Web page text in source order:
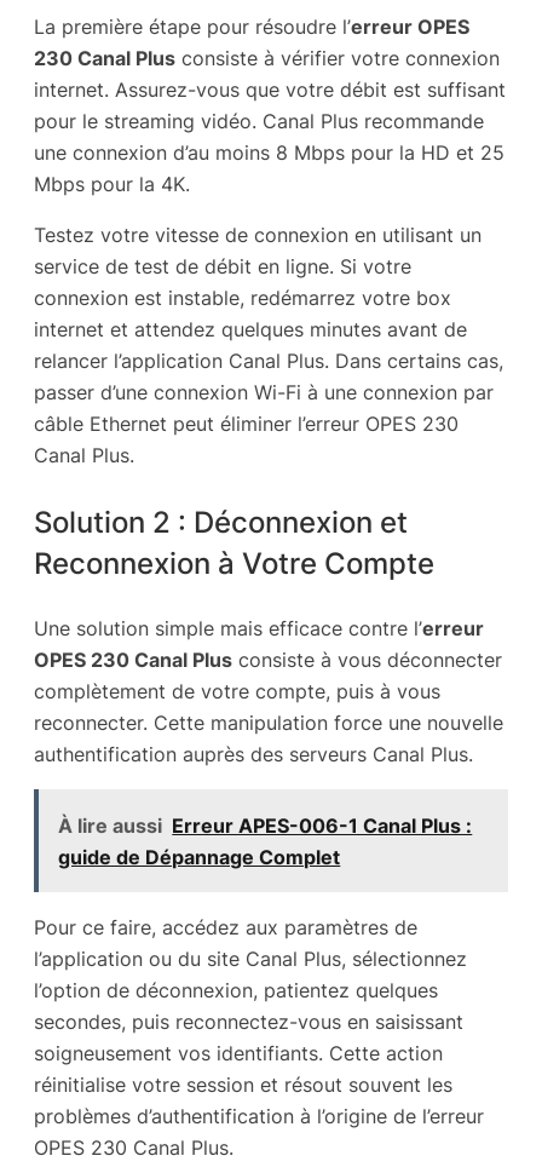
La première étape pour résoudre l’erreur OPES
230 Canal Plus consiste à vérifier votre connexion
internet. Assurez-vous que votre débit est suffisant
pour le streaming vidéo. Canal Plus recommande
une connexion d’au moins 8 Mbps pour la HD et 25
Mbps pour la 4K.
Testez votre vitesse de connexion en utilisant un
service de test de débit en ligne. Si votre
connexion est instable, redémarrez votre box
internet et attendez quelques minutes avant de
relancer l’application Canal Plus. Dans certains cas,
passer d’une connexion Wi-Fi à une connexion par
câble Ethernet peut éliminer l’erreur OPES 230
Canal Plus.
Solution 2 : Déconnexion et
Reconnexion à Votre Compte
Une solution simple mais efficace contre l’erreur
OPES 230 Canal Plus consiste à vous déconnecter
complètement de votre compte, puis à vous
reconnecter. Cette manipulation force une nouvelle
authentification auprès des serveurs Canal Plus.
À lire aussi Erreur APES-006-1 Canal Plus :
guide de Dépannage Complet
Pour ce faire, accédez aux paramètres de
l’application ou du site Canal Plus, sélectionnez
l’option de déconnexion, patientez quelques
secondes, puis reconnectez-vous en saisissant
soigneusement vos identifiants. Cette action
réinitialise votre session et résout souvent les
problèmes d’authentification à l’origine de l’erreur
OPES 230 Canal Plus.